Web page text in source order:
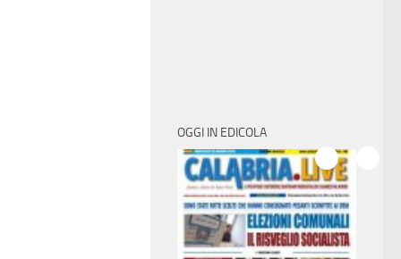
OGGI IN EDICOLA